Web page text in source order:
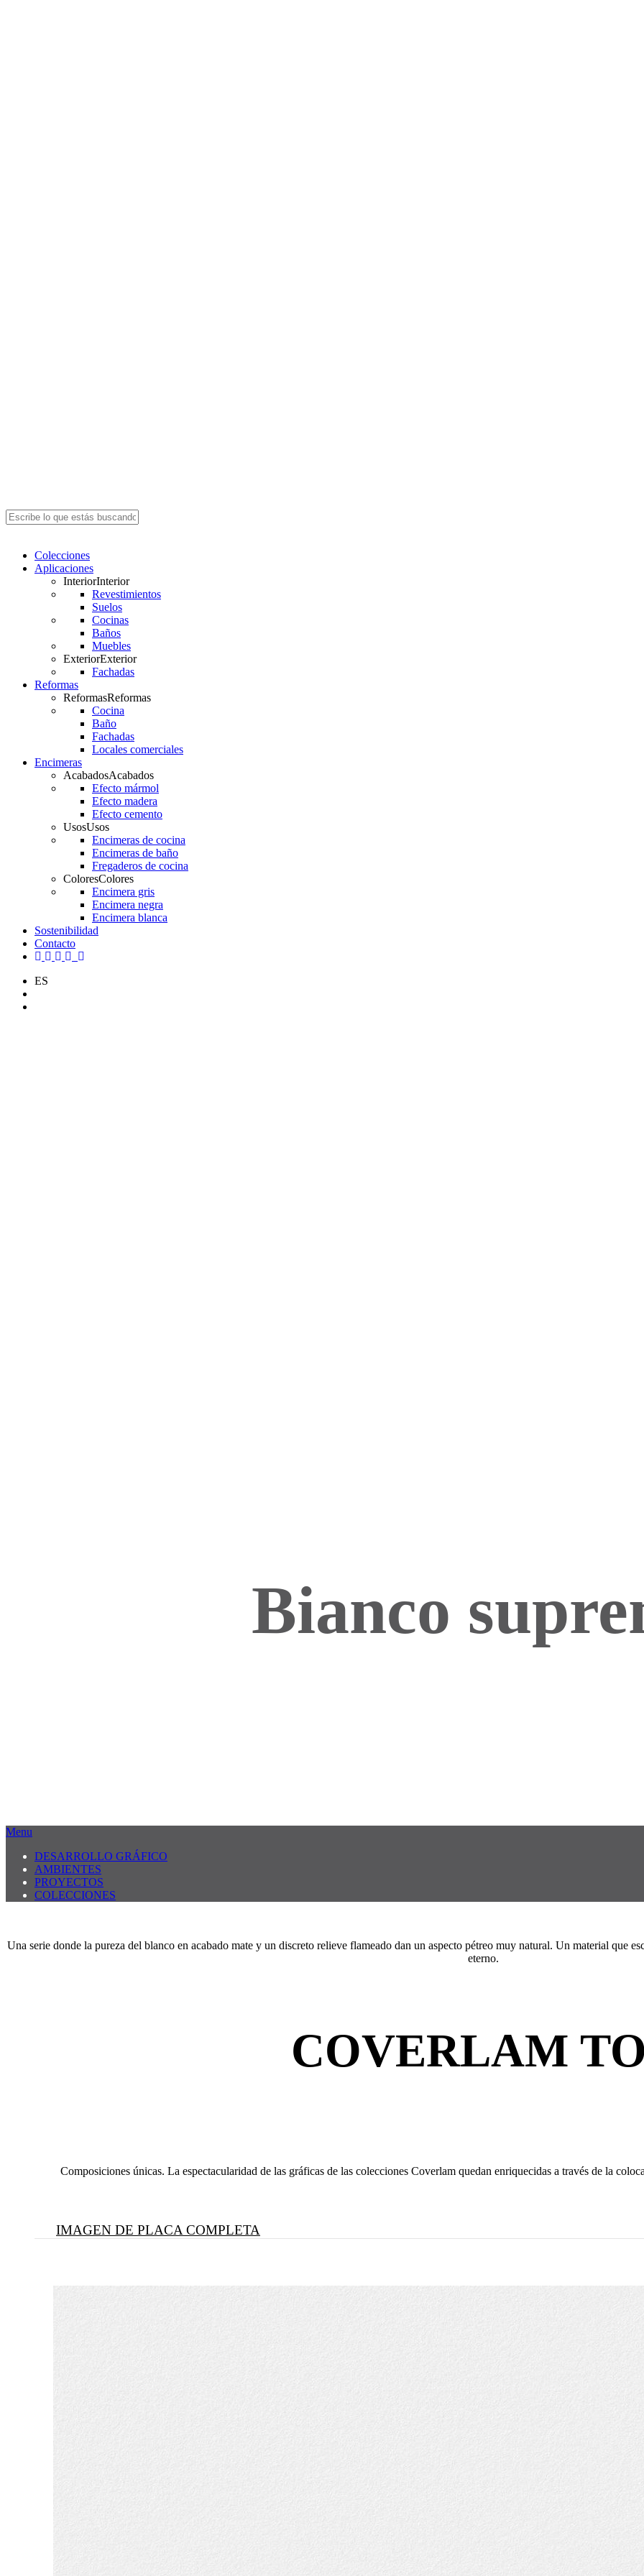
search
Menu
Colecciones
Aplicaciones
InteriorInterior
Revestimientos
Suelos
Cocinas
Baños
Muebles
ExteriorExterior
Fachadas
Reformas
ReformasReformas
Cocina
Baño
Fachadas
Locales comerciales
Encimeras
AcabadosAcabados
Efecto mármol
Efecto madera
Efecto cemento
UsosUsos
Encimeras de cocina
Encimeras de baño
Fregaderos de cocina
ColoresColores
Encimera gris
Encimera negra
Encimera blanca
Sostenibilidad
Contacto
twitter
facebook
pinterest
linkedin
youtube
instagram
ES
Bianco
Menu
DESARROLLO GRÁFICO
AMBIENTES
PROYECTOS
COLECCIONES
Una serie donde la pureza del blanco en acabado mate y un discreto relieve flameado dan un aspecto pétreo muy natural. Un material que
eterno.
COVERLAM
Composiciones únicas. La espectacularidad de las gráficas de las colecciones Coverlam quedan enriquecidas a través de la
IMAGEN DE PLACA COMPLETA